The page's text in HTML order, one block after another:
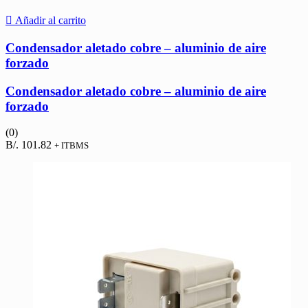
Añadir al carrito
Condensador aletado cobre – aluminio de aire
forzado
Condensador aletado cobre – aluminio de aire
forzado
(0)
B/. 101.82 + ITBMS